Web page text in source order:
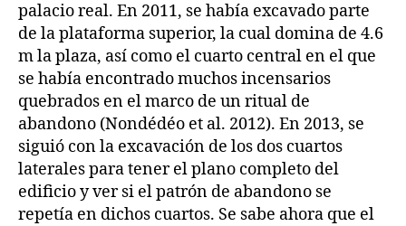
palacio real. En 2011, se había excavado parte
de la plataforma superior, la cual domina de 4.6
m la plaza, así como el cuarto central en el que
se había encontrado muchos incensarios
quebrados en el marco de un ritual de
abandono (Nondédéo et al. 2012). En 2013, se
siguió con la excavación de los dos cuartos
laterales para tener el plano completo del
edificio y ver si el patrón de abandono se
repetía en dichos cuartos. Se sabe ahora que el